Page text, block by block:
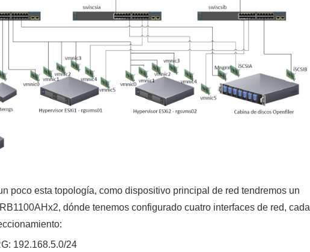
poco esta topología, como dispositivo principal de red tendremos un
dónde tenemos configurado cuatro interfaces de red, cada
192.168.5.0/24